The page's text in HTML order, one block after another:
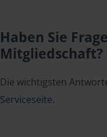
Haben Sie
Mitgliedschaft?
Die wichtigsten
Serviceseite.